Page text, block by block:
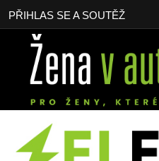
PŘIHLAS SE A SOUTĚŽ